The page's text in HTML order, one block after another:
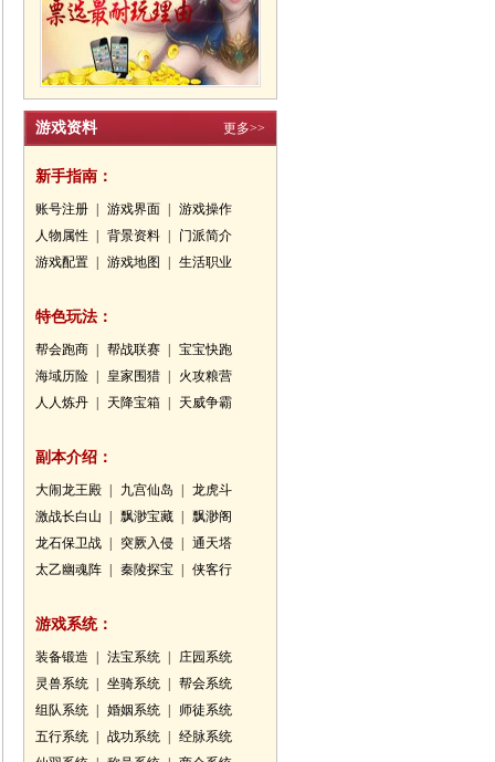
游戏资料 更多>>
新手指南：
账号注册 游戏界面
游戏操作
人物属性
背景资料
门派简介
游戏配置
游戏地图 生活职业
特色玩法：
帮会跑商 帮战联赛
宝宝快跑
海域历险
皇家围猎
火攻粮营
人人炼丹
天降宝箱 天威争霸
副本介绍：
大闹龙王殿 九宫仙岛
龙虎斗
激战长白山
飘渺宝藏
飘渺阁
龙石保卫战
突厥入侵
通天塔
太乙幽魂阵
秦陵探宝 侠客行
游戏系统：
装备锻造 法宝系统
庄园系统
灵兽系统
坐骑系统
帮会系统
组队系统
婚姻系统
师徒系统
五行系统
战功系统
经脉系统